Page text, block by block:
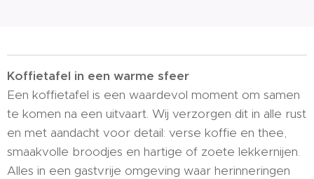
Koffietafel in een warme sfeer
Een koffietafel is een waardevol moment om samen
te komen na een uitvaart. Wij verzorgen dit in alle rust
en met aandacht voor detail: verse koffie en thee,
smaakvolle broodjes en hartige of zoete lekkernijen.
Alles in een gastvrije omgeving waar herinneringen